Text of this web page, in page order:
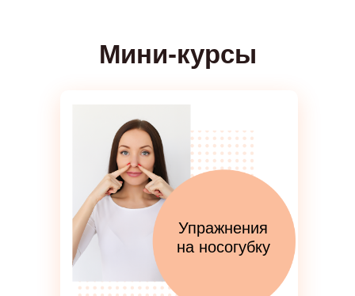
Упражнения
на носогубку
Мини-курсы